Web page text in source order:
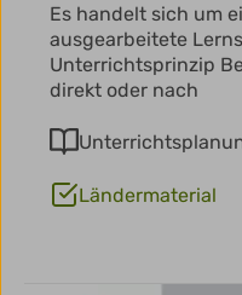
Es handelt sich um
ausgearbeitete
Unterrichtsprinzip
direkt oder nach
Ländermaterial